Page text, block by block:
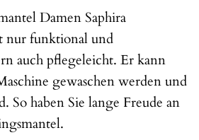
Damen Saphira
nur funktional und
auch pflegeleicht. Er kann
gewaschen werden und
So haben Sie lange Freude an